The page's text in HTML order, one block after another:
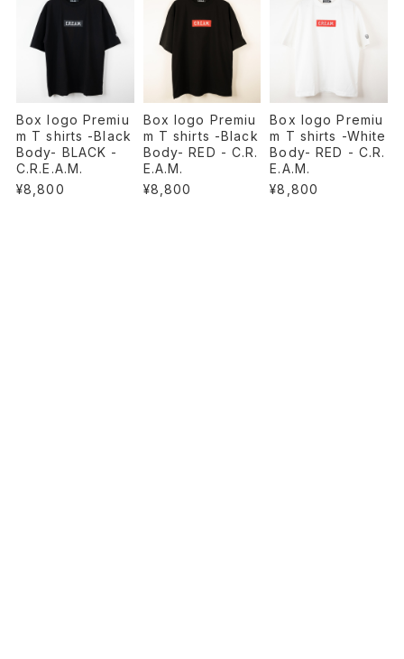
Box logo Premiu
m T shirts -Black
Body- BLACK -
C.R.E.A.M.
¥8,800
Box logo Premiu
m T shirts -Black
Body- RED - C.R.
E.A.M.
¥8,800
Box logo Premiu
m T shirts -White
Body- RED - C.R.
E.A.M.
¥8,800